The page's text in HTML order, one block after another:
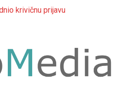
krivičnu prijavu